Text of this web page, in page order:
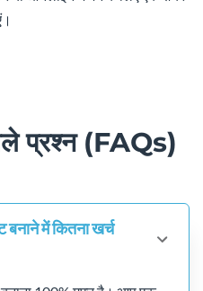
प्रश्न (FAQs)
में कितना खर्च